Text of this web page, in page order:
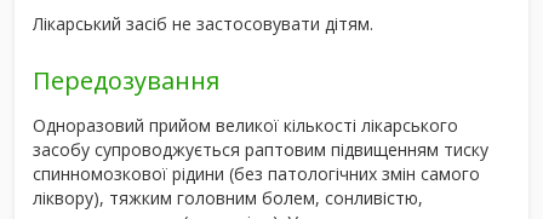
Лікарський засіб не застосовувати дітям.
Передозування
Одноразовий прийом великої кількості лікарського
засобу супроводжується раптовим підвищенням тиску
спинномозкової рідини (без патологічних змін самого
ліквору), тяжким головним болем, сонливістю,